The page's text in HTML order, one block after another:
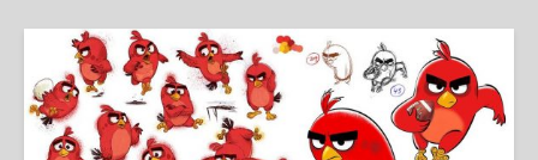
Sobre nós
Entrar